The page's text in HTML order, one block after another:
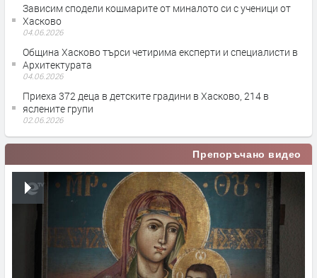
Зависим сподели кошмарите от миналото си с ученици от
Хасково
04.06.2026
Община Хасково търси четирима експерти и специалисти в
Архитектурата
04.06.2026
Приеха 372 деца в детските градини в Хасково, 214 в
яслените групи
02.06.2026
Препоръчано видео